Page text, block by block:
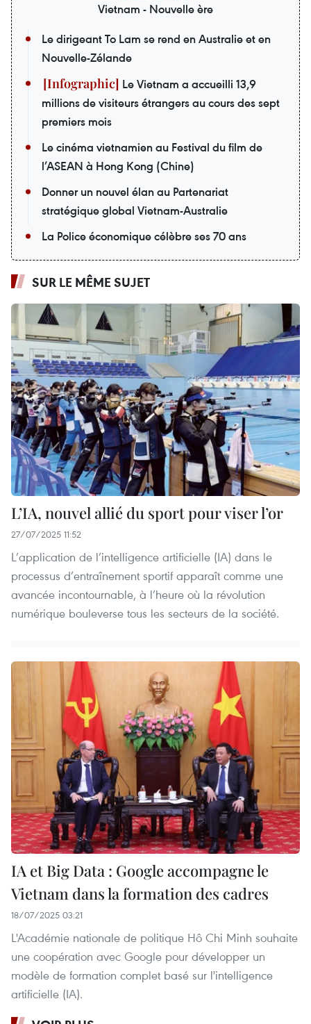
Vietnam - Nouvelle ère
Le dirigeant To Lam se rend en Australie et en
Nouvelle-Zélande
Le Vietnam a accueilli 13,9
millions de visiteurs étrangers au cours des sept
premiers mois
Le cinéma vietnamien au Festival du film de
l’ASEAN à Hong Kong (Chine)
Donner un nouvel élan au Partenariat
stratégique global Vietnam-Australie
La Police économique célèbre ses 70 ans
SUR LE MÊME SUJET
L’IA, nouvel allié du sport pour viser l’or
27/07/2025 11:52
L’application de l’intelligence artificielle (IA) dans le
processus d’entraînement sportif apparaît comme une
avancée incontournable, à l’heure où la révolution
numérique bouleverse tous les secteurs de la société.
IA et Big Data : Google accompagne le
Vietnam dans la formation des cadres
18/07/2025 03:21
L'Académie nationale de politique Hô Chi Minh souhaite
une coopération avec Google pour développer un
modèle de formation complet basé sur l'intelligence
artificielle (IA).